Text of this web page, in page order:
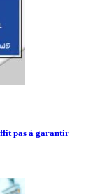
pas à garantir